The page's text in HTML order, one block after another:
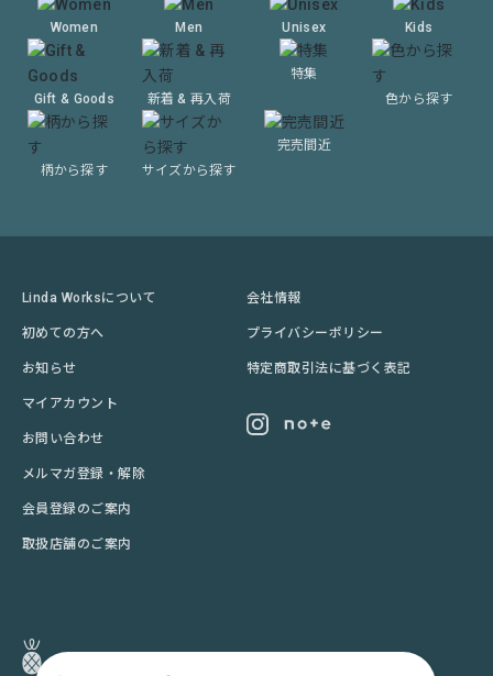
Women Men Unisex Kids
Gift & Goods 新着 & 再入荷
特集
色から探す
柄から探す サイズから探す
完売間近
Linda Worksについて
初めての方へ
お知らせ
マイアカウント
お問い合わせ
メルマガ登録・解除
会員登録のご案内
取扱店舗のご案内
会社情報
プライバシーポリシー
特定商取引法に基づく表記